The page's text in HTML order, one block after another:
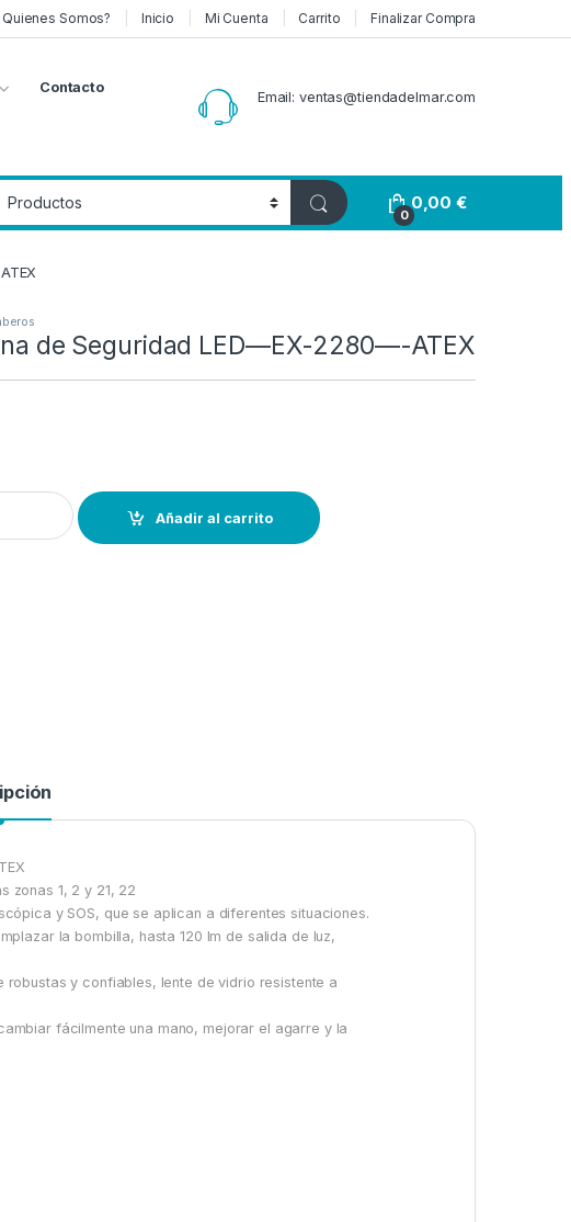
Quienes Somos? Inicio Mi Cuenta Carrito Finalizar Compra
Contacto
Email: ventas@tiendadelmar.com
0
0,00€
de Seguridad LED—EX-2280—-ATEX
Seguridad LED---EX-2280----ATEX quantity
Añadir al carrito
zonas 1, 2 y 21, 22
y SOS, que se aplican a diferentes situaciones.
la bombilla, hasta 120 lm de salida de luz,
y confiables, lente de vidrio resistente a
fácilmente una mano, mejorar el agarre y la